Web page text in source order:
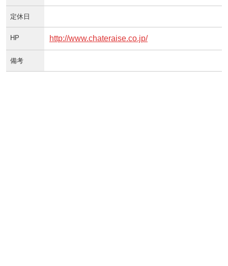
定休日
HP http://www.chateraise.co.jp/
備考